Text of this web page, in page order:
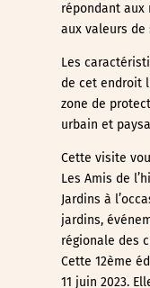
répondant aux
aux valeurs
Les
de cet endroit
zone de
urbain et
Cette visite
Les Amis de
Jardins à
jardins,
régionale des
Cette 12ème
11 juin 2023.